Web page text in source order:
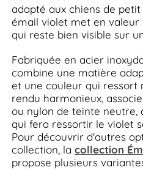
adapté aux chiens de
émail violet met en valeur
qui reste bien visible sur
Fabriquée en acier
combine une matière
et une couleur qui ressort
rendu harmonieux,
ou nylon de teinte neutre,
qui fera ressortir le violet
Pour découvrir d'autres
collection, la collection
propose plusieurs